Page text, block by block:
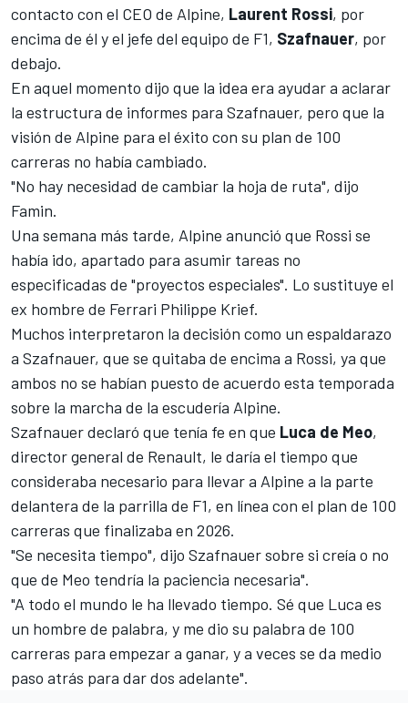
contacto con el CEO de Alpine, Laurent Rossi, por
encima de él y el jefe del equipo de F1, Szafnauer, por
debajo.
En aquel momento dijo que la idea era ayudar a aclarar
la estructura de informes para Szafnauer, pero que la
visión de Alpine para el éxito con su plan de 100
carreras no había cambiado.
"No hay necesidad de cambiar la hoja de ruta", dijo
Famin.
Una semana más tarde, Alpine anunció que Rossi se
había ido, apartado para asumir tareas no
especificadas de "proyectos especiales". Lo sustituye el
ex hombre de Ferrari Philippe Krief.
Muchos interpretaron la decisión como un espaldarazo
a Szafnauer, que se quitaba de encima a Rossi, ya que
ambos no se habían puesto de acuerdo esta temporada
sobre la marcha de la escudería Alpine.
Szafnauer declaró que tenía fe en que Luca de Meo,
director general de Renault, le daría el tiempo que
consideraba necesario para llevar a Alpine a la parte
delantera de la parrilla de F1, en línea con el plan de 100
carreras que finalizaba en 2026.
"Se necesita tiempo", dijo Szafnauer sobre si creía o no
que de Meo tendría la paciencia necesaria".
"A todo el mundo le ha llevado tiempo. Sé que Luca es
un hombre de palabra, y me dio su palabra de 100
carreras para empezar a ganar, y a veces se da medio
paso atrás para dar dos adelante".